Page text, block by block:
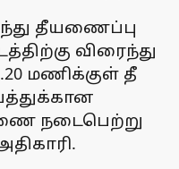
தீயணைப்பு
விரைந்து
மணிக்குள் தீ
நடைபெற்று